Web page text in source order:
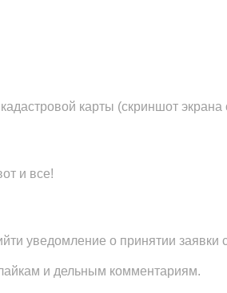
карты (скриншот
и все!
уведомление о принятии заявки
и дельным комментариям.